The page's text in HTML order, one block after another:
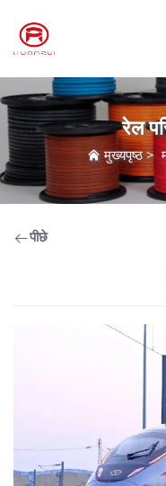
रेल
मुख्यपृष्ठ>
पीछे